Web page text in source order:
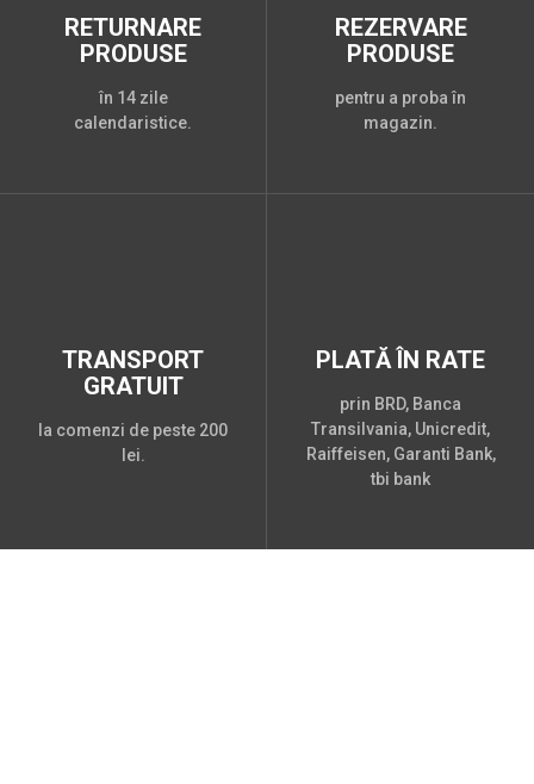
RETURNARE
PRODUSE
în 14 zile
calendaristice.
REZERVARE
PRODUSE
pentru a proba în
magazin.
TRANSPORT
GRATUIT
la comenzi de peste 200
lei.
PLATĂ ÎN RATE
prin BRD, Banca
Transilvania, Unicredit,
Raiffeisen, Garanti Bank,
tbi bank